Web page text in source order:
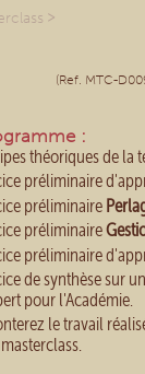
>
(Ref. MTC-
:
théoriques de la
préliminaire
préliminaire
préliminaire
préliminaire
de synthèse sur
pour l'Académie.
le travail